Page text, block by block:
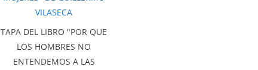
TAPA DEL LIBRO "POR QUE
LOS HOMBRES NO
ENTENDEMOS A LAS